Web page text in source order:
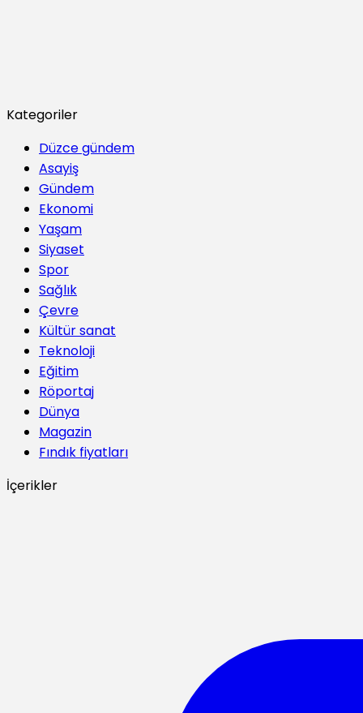
Kategoriler
Düzce gündem
Asayiş
Gündem
Ekonomi
Yaşam
Siyaset
Spor
Sağlık
Çevre
Kültür sanat
Teknoloji
Eğitim
Röportaj
Dünya
Magazin
Fındık fiyatları
İçerikler